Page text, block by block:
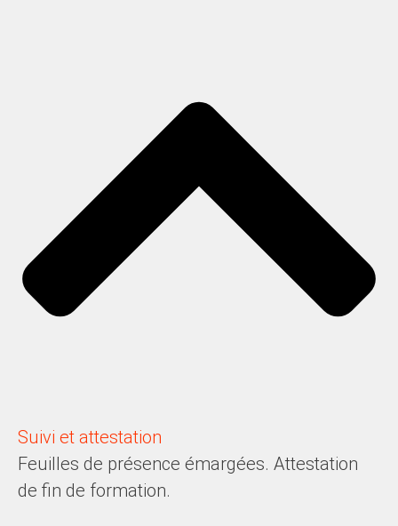
Suivi et attestation
Feuilles de présence émargées. Attestation
de fin de formation.